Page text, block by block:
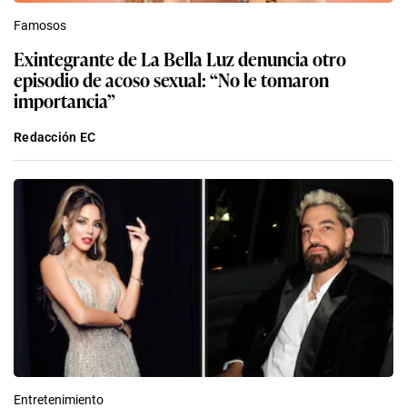
Famosos
Exintegrante de La Bella Luz denuncia otro
episodio de acoso sexual: “No le tomaron
importancia”
Redacción EC
Entretenimiento